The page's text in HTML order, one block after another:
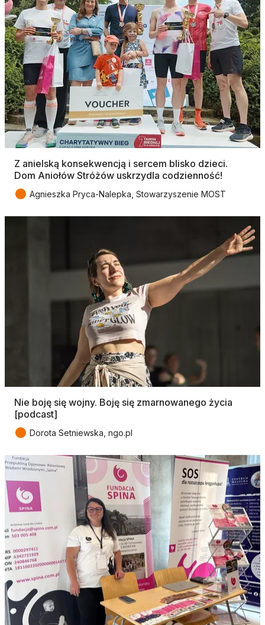
Z anielską konsekwencją i sercem blisko dzieci.
Dom Aniołów Stróżów uskrzydla codzienność!
● Agnieszka Pryca-Nalepka, Stowarzyszenie MOST
Nie boję się wojny. Boję się zmarnowanego życia
[podcast]
● Dorota Setniewska, ngo.pl